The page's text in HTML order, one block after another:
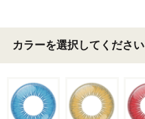
カラーを選択してください